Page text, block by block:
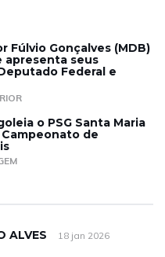
Fúlvio Gonçalves (MDB)
apresenta seus
Federal e
o PSG Santa Maria
de
ALVES 18 jan 2026